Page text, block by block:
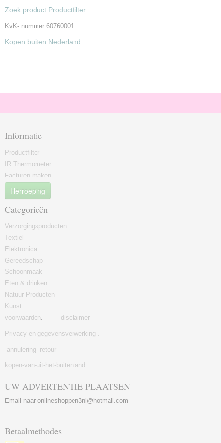
Zoek product Productfilter
KvK- nummer 60760001
Kopen buiten Nederland
Informatie
Productfilter
IR Thermometer
Facturen maken
Herroeping
Categorieën
Verzorgingsproducten
Textiel
Elektronica
Gereedschap
Schoonmaak
Eten & drinken
Natuur Producten
Kunst
voorwaarden. disclaimer
Privacy en gegevensverwerking .
annulering--retour
kopen-van-uit-het-buitenland
UW ADVERTENTIE PLAATSEN
Email naar onlineshoppen3nl@hotmail.com
Betaalmethodes